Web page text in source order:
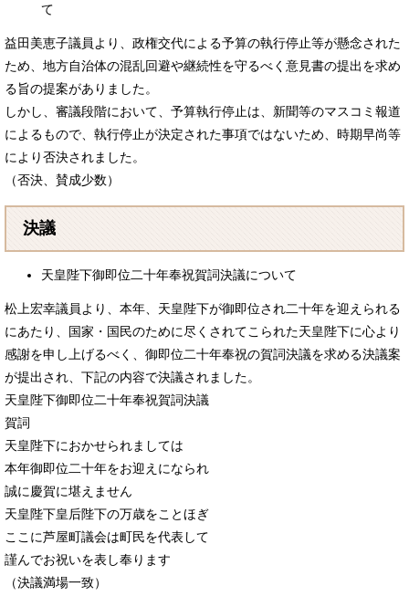
て
益田美恵子議員より、政権交代による予算の執行停止等が懸念された
ため、地方自治体の混乱回避や継続性を守るべく意見書の提出を求め
る旨の提案がありました。
しかし、審議段階において、予算執行停止は、新聞等のマスコミ報道
によるもので、執行停止が決定された事項ではないため、時期早尚等
により否決されました。
（否決、賛成少数）
決議
天皇陛下御即位二十年奉祝賀詞決議について
松上宏幸議員より、本年、天皇陛下が御即位され二十年を迎えられる
にあたり、国家・国民のために尽くされてこられた天皇陛下に心より
感謝を申し上げるべく、御即位二十年奉祝の賀詞決議を求める決議案
が提出され、下記の内容で決議されました。
天皇陛下御即位二十年奉祝賀詞決議
賀詞
天皇陛下におかせられましては
本年御即位二十年をお迎えになられ
誠に慶賀に堪えません
天皇陛下皇后陛下の万歳をことほぎ
ここに芦屋町議会は町民を代表して
謹んでお祝いを表し奉ります
（決議満場一致）